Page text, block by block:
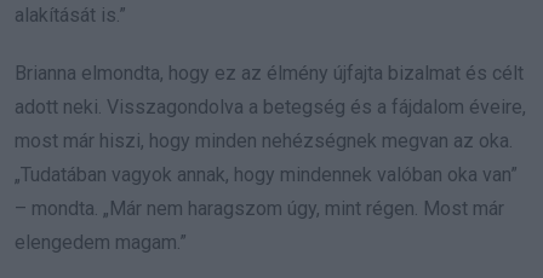
alakítását is.”
Brianna elmondta, hogy ez az élmény újfajta bizalmat és célt
adott neki. Visszagondolva a betegség és a fájdalom éveire,
most már hiszi, hogy minden nehézségnek megvan az oka.
„Tudatában vagyok annak, hogy mindennek valóban oka van”
– mondta. „Már nem haragszom úgy, mint régen. Most már
elengedem magam.”